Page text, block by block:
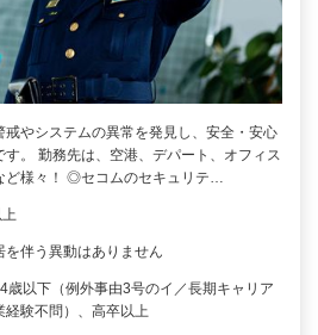
戒やシステムの異常を発見し、安全・安心
す。 勤務先は、空港、デパート、オフィス
ど様々！ ◎セコムのセキュリテ…
伴う異動はありません
歳以下（例外事由3号のイ／長期キャリア
経験不問）、高卒以上